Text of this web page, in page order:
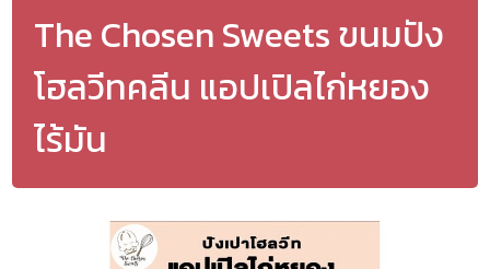
The Chosen Sweets ขนมปัง
โฮลวีทคลีน แอปเปิลไก่หยอง
ไร้มัน